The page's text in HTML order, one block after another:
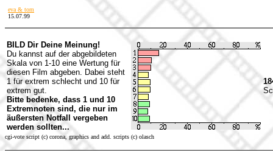
eva & tom
15.07.99
BILD Dir Deine Meinung!
Du kannst auf der abgebildeten
Skala von 1-10 eine Wertung für
diesen Film abgeben. Dabei steht
1 für extrem schlecht und 10 für
extrem gut.
Bitte bedenke, dass 1 und 10
Extremnoten sind, die nur im
äußersten Notfall vergeben
werden sollten...
cgi-vote script (c) corona, graphics and add. scripts (c) olasch